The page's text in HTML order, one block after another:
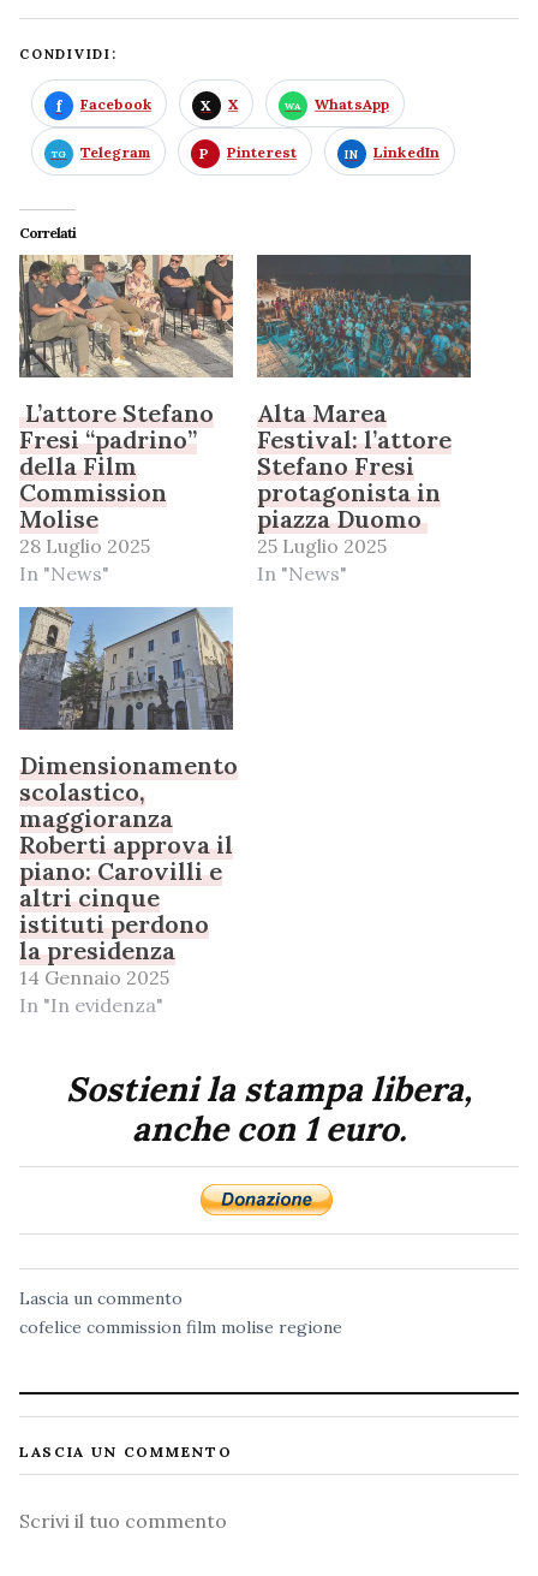
CONDIVIDI:
Facebook X WhatsApp
Telegram Pinterest LinkedIn
Correlati
L’attore Stefano
Fresi “padrino”
della Film
Commission
Molise
28 Luglio 2025
In "News"
Alta Marea
Festival: l’attore
Stefano Fresi
protagonista in
piazza Duomo
25 Luglio 2025
In "News"
Dimensionamento
scolastico,
maggioranza
Roberti approva il
piano: Carovilli e
altri cinque
istituti perdono
la presidenza
14 Gennaio 2025
In "In evidenza"
Sostieni la stampa libera,
anche con 1 euro.
Lascia un commento
cofelice commission film molise regione
LASCIA UN COMMENTO
Commento